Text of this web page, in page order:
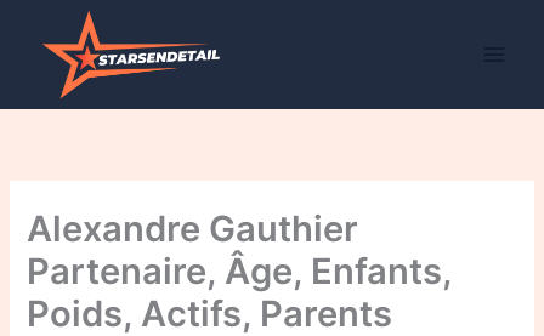
Alexandre Gauthier
Partenaire, Âge, Enfants,
Poids, Actifs, Parents